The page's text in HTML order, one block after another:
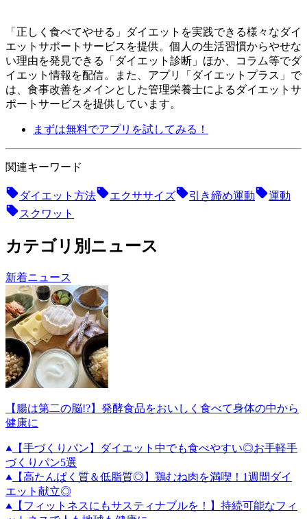
「正しく食べてやせる」ダイエットを実践できる様々なダイ
エットサポートサービスを提供。個人の生活習慣からやせな
い理由を発見できる「ダイエット診断」ほか、コラム等でダ
イエット情報を配信。 また、アプリ「ダイエットプラス」で
は、食事改善をメインとした管理栄養士によるダイエットサ
ポートサービスを提供しています。
まずは無料でアプリを試してみる！
関連キーワード
ダイエット方法 エクササイズ 引き締め運動
運動
スクワット
カテゴリ別ニュース
新着ニュース
【腸は第二の脳!?】発酵食品をおいしく食べて身体の中から
健康に
【手づくりパン】ダイエット中でも食べやすい◎お手軽手
づくりパン5選
【高たんぱく質＆低脂質◎】鶏むね肉を満喫！1週間ダイ
エット献立◎
【フィットネスにもサスティナブルを！】持続可能なフィ